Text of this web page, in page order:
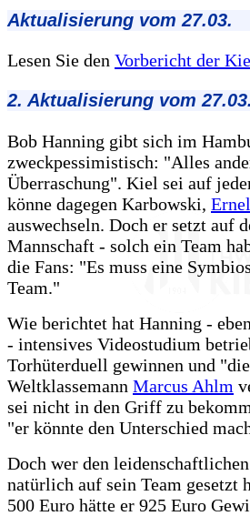
Aktualisierung vom 27.03.
Lesen Sie den Vorbericht der
2. Aktualisierung vom 27.03.
Bob Hanning gibt sich im
zweckpessimistisch: "Alles
Überraschung". Kiel sei auf
könne dagegen Karbowski,
auswechseln. Doch er setzt auf
Mannschaft - solch ein Team
die Fans: "Es muss eine
Team."
Wie berichtet hat Hanning -
- intensives Videostudium
Torhüterduell gewinnen und
Weltklassemann Marcus Ahlm
sei nicht in den Griff zu
"er könnte den Unterschied
Doch wer den
natürlich auf sein Team gesetzt
500 Euro hätte er 925 Euro